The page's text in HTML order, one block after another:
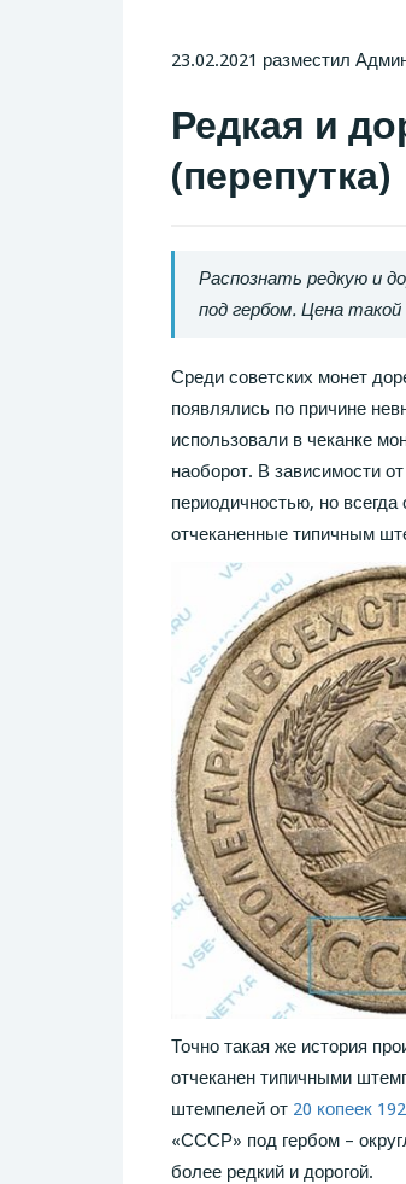
23.02.2021 разместил
Редкая и
(перепутка)
Распознать редкую и
под гербом. Цена
Среди советских монет
появлялись по причине
использовали в чеканке
наоборот. В зависимости
периодичностью, но
отчеканенные типичным
Точно такая же история
отчеканен типичными
штемпелей от 20 копеек
«СССР» под гербом –
более редкий и дорогой.